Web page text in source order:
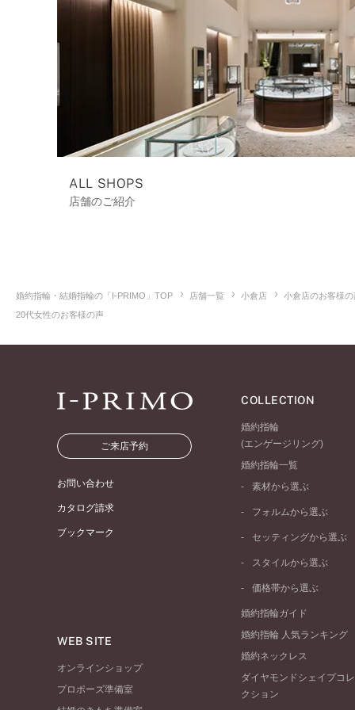
ALL SHOPS
店舗のご紹介
婚約指輪・結婚指輪の「I-PRIMO」TOP 店舗一覧 小倉店
小倉店のお客様
20代女性のお客様の声
ご来店予約
お問い合わせ
カタログ請求
ブックマーク
WEB SITE
オンラインショップ
プロポーズ準備室
COLLECTION
婚約指輪
(エンゲージリング)
婚約指輪一覧
素材から選ぶ
プラチナ
ピンクゴールド
ペールブラウンゴール
フォルムから選ぶ
ストレートライン
V字ライン
セッティングから選ぶ
ソリテール
ダブルサイドメレ
ラインメレ
スタイルから選ぶ
シンプル
モード
エレガント
ゴージャス
価格帯から選ぶ
50万円台～
20万円台～
10万円台～
婚約指輪ガイド
婚約指輪 人気ランキング
婚約ネックレス
ダイヤモンドシェイプコレ
クション